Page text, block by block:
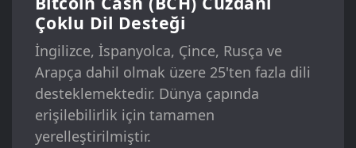
Çoklu Dil Desteği
İngilizce, İspanyolca, Çince, Rusça ve
Arapça dahil olmak üzere 25'ten fazla dili
desteklemektedir. Dünya çapında
erişilebilirlik için tamamen
yerelleştirilmiştir.